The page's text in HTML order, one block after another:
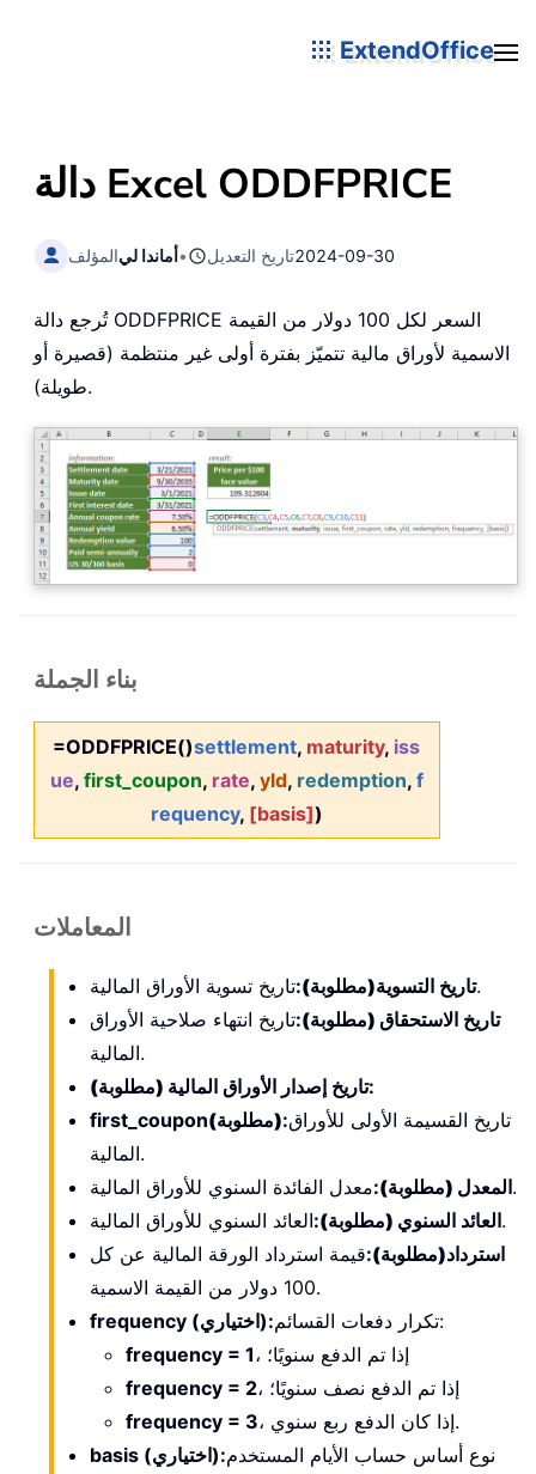
ExtendOffice
دالة Excel ODDFPRICE
المؤلفأماندا لي• تاريخ التعديل2024-09-30
تُرجع دالة ODDFPRICE السعر لكل 100 دولار من القيمة
الاسمية لأوراق مالية تتميّز بفترة أولى غير منتظمة (قصيرة أو
طويلة).
بناء الجملة
=ODDFPRICE()settlement, maturity, iss
ue, first_coupon, rate, yld, redemption, f
requency, [basis])
المعاملات
تاريخ التسوية(مطلوبة):
تاريخ تسوية الأوراق المالية.
تاريخ الاستحقاق (مطلوبة):تاريخ انتهاء صلاحية الأوراق
المالية.
تاريخ إصدار الأوراق المالية (مطلوبة)
:
first_coupon
(مطلوبة):تاريخ القسيمة الأولى للأوراق
المالية.
المعدل (مطلوبة):
معدل الفائدة السنوي للأوراق المالية.
العائد السنوي (مطلوبة):
العائد السنوي للأوراق المالية.
استرداد(مطلوبة):قيمة استرداد الورقة المالية عن كل
100 دولار من القيمة الاسمية.
frequency (اختياري):
تكرار دفعات القسائم:
frequency = 1
، إذا تم الدفع سنويًا؛
frequency = 2 ، إذا تم الدفع نصف سنويًا؛
frequency = 3
، إذا كان الدفع ربع سنوي.
basis (اختياري):نوع أساس حساب الأيام المستخدم